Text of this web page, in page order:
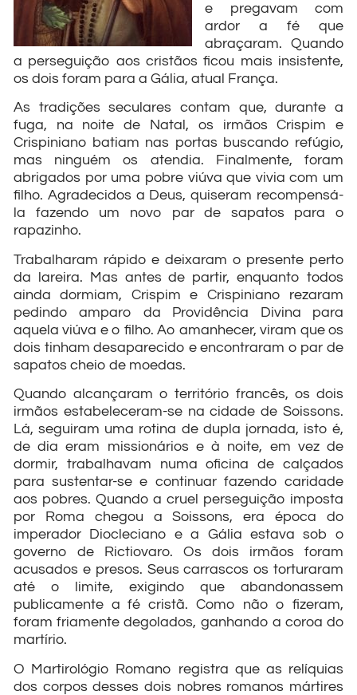
e pregavam com
ardor a fé que
abraçaram. Quando
a perseguição aos cristãos ficou mais insistente,
os dois foram para a Gália, atual França.
As tradições seculares contam que, durante a
fuga, na noite de Natal, os irmãos Crispim e
Crispiniano batiam nas portas buscando refúgio,
mas ninguém os atendia. Finalmente, foram
abrigados por uma pobre viúva que vivia com um
filho. Agradecidos a Deus, quiseram recompensá-
la fazendo um novo par de sapatos para o
rapazinho.
Trabalharam rápido e deixaram o presente perto
da lareira. Mas antes de partir, enquanto todos
ainda dormiam, Crispim e Crispiniano rezaram
pedindo amparo da Providência Divina para
aquela viúva e o filho. Ao amanhecer, viram que os
dois tinham desaparecido e encontraram o par de
sapatos cheio de moedas.
Quando alcançaram o território francês, os dois
irmãos estabeleceram-se na cidade de Soissons.
Lá, seguiram uma rotina de dupla jornada, isto é,
de dia eram missionários e à noite, em vez de
dormir, trabalhavam numa oficina de calçados
para sustentar-se e continuar fazendo caridade
aos pobres. Quando a cruel perseguição imposta
por Roma chegou a Soissons, era época do
imperador Diocleciano e a Gália estava sob o
governo de Rictiovaro. Os dois irmãos foram
acusados e presos. Seus carrascos os torturaram
até o limite, exigindo que abandonassem
publicamente a fé cristã. Como não o fizeram,
foram friamente degolados, ganhando a coroa do
martírio.
O Martirológio Romano registra que as relíquias
dos corpos desses dois nobres romanos mártires